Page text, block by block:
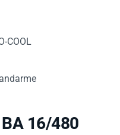
COOL
16/480